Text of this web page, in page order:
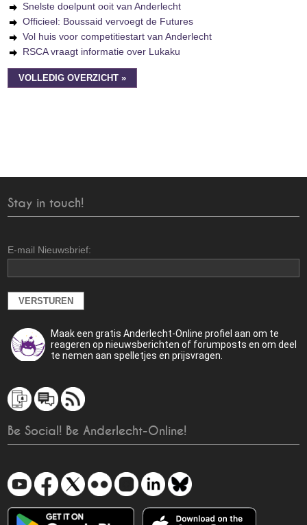
Snelste doelpunt ooit van Anderlecht
Officieel: Boussaid vervoegt de Futures
Vol huis voor competitiestart van Anderlecht
RSCA vraagt informatie over Lukaku
VOLLEDIG OVERZICHT »
Stay in touch!
E-mail Nieuwsbrief:
Maak een gratis Anderlecht-Online profiel aan om te
reageren op nieuwsberichten of forumposts en om deel
te nemen aan spelletjes en prijsvragen.
Be Social! Be Anderlecht-Online!